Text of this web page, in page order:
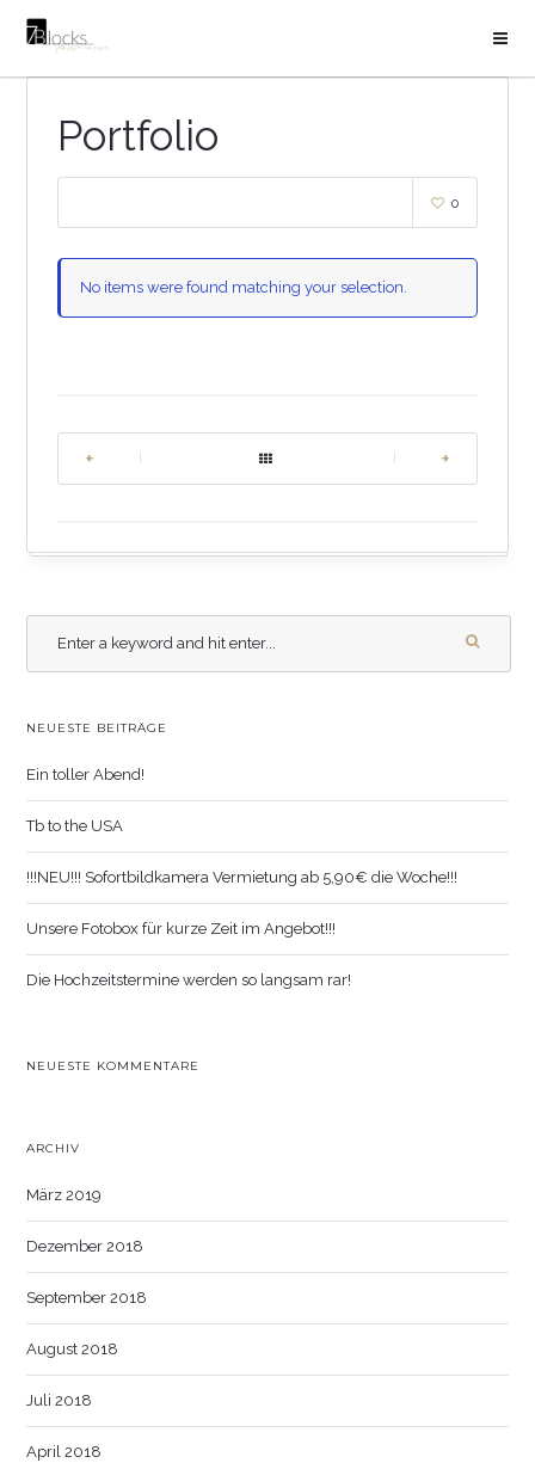
Portfolio
0
No items were found matching your selection.
NEUESTE BEITRÄGE
Ein toller Abend!
Tb to the USA
!!!NEU!!! Sofortbildkamera Vermietung ab 5,90€ die Woche!!!
Unsere Fotobox für kurze Zeit im Angebot!!!
Die Hochzeitstermine werden so langsam rar!
NEUESTE KOMMENTARE
ARCHIV
März 2019
Dezember 2018
September 2018
August 2018
Juli 2018
April 2018